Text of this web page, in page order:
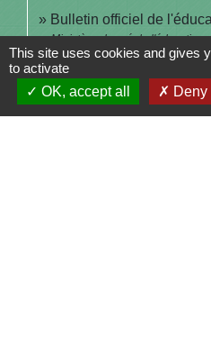
Bulletin officiel de
Ministère chargé de l'éducation
Signaler
This site uses cookies and gives
to activate
OK, accept all